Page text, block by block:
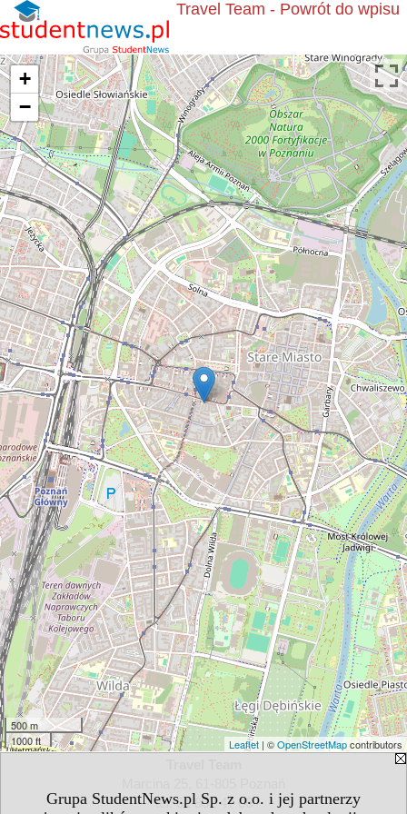
Grupa StudentNews.pl Sp. z o.o. i jej partnerzy
Travel Team - Powrót do wpisu
+
−
500 m
1000 ft
Leaflet | ©OpenStreetMapcontributors
tel. 61 852 47 06